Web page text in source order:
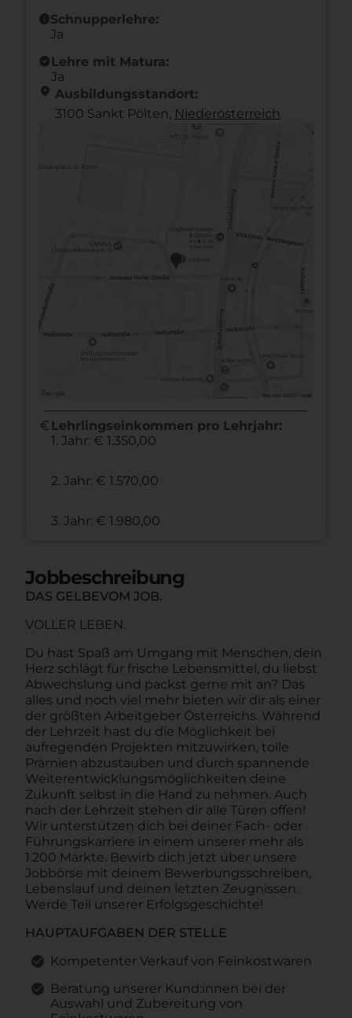
infoSchnupperlehre:
Ja
new_releasesLehre mit Matura:
Ja
location_on Ausbildungsstandort:
3100 Sankt Pölten, Nieder­österreich
euro Lehrlingseinkommen pro Lehrjahr:
1. Jahr: € 1.350,00
2. Jahr: € 1.570,00
3. Jahr: € 1.980,00
Jobbeschreibung
DAS GELBEVOM JOB.
VOLLER LEBEN.
Du hast Spaß am Umgang mit Menschen, dein
Herz schlägt für frische Lebensmittel, du liebst
Abwechslung und packst gerne mit an? Das
alles und noch viel mehr bieten wir dir als einer
der größten Arbeitgeber Österreichs. Während
der Lehrzeit hast du die Möglichkeit bei
aufregenden Projekten mitzuwirken, tolle
Prämien abzustauben und durch spannende
Weiterentwicklungsmöglichkeiten deine
Zukunft selbst in die Hand zu nehmen. Auch
nach der Lehrzeit stehen dir alle Türen offen!
Wir unterstützen dich bei deiner Fach- oder
Führungskarriere in einem unserer mehr als
1.200 Märkte. Bewirb dich jetzt über unsere
Jobbörse mit deinem Bewerbungsschreiben,
Lebenslauf und deinen letzten Zeugnissen.
Werde Teil unserer Erfolgsgeschichte!
HAUPTAUFGABEN DER STELLE
Kompetenter Verkauf von Feinkostwaren
Beratung unserer Kund:innen bei der
Auswahl und Zubereitung von